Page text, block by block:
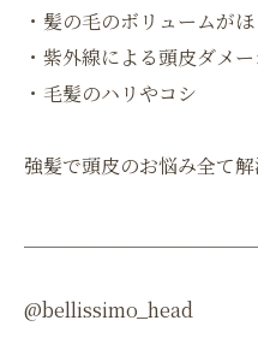
・髪の毛のボリュームが
・紫外線による頭皮ダメ
・毛髪のハリやコシ
強髪で頭皮のお悩み全て解
@bellissimo_head